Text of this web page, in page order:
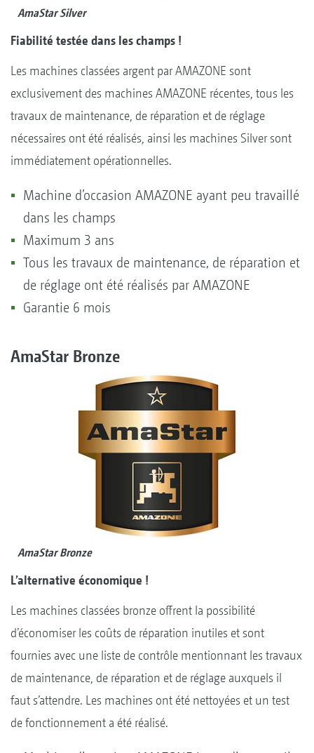
AmaStar Silver
Fiabilité testée dans les champs !
Les machines classées argent par AMAZONE sont
exclusivement des machines AMAZONE récentes, tous les
travaux de maintenance, de réparation et de réglage
nécessaires ont été réalisés, ainsi les machines Silver sont
immédiatement opérationnelles.
Machine d’occasion AMAZONE ayant peu travaillé
dans les champs
Maximum 3 ans
Tous les travaux de maintenance, de réparation et
de réglage ont été réalisés par AMAZONE
Garantie 6 mois
AmaStar Bronze
AmaStar Bronze
L’alternative économique !
Les machines classées bronze offrent la possibilité
d’économiser les coûts de réparation inutiles et sont
fournies avec une liste de contrôle mentionnant les travaux
de maintenance, de réparation et de réglage auxquels il
faut s’attendre. Les machines ont été nettoyées et un test
de fonctionnement a été réalisé.